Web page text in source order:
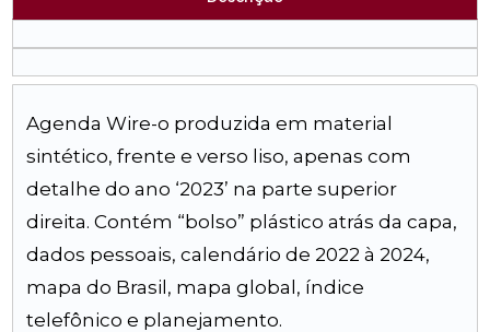
Agenda Wire-o produzida em material
sintético, frente e verso liso, apenas com
detalhe do ano ‘2023’ na parte superior
direita. Contém “bolso” plástico atrás da capa,
dados pessoais, calendário de 2022 à 2024,
mapa do Brasil, mapa global, índice
telefônico e planejamento.